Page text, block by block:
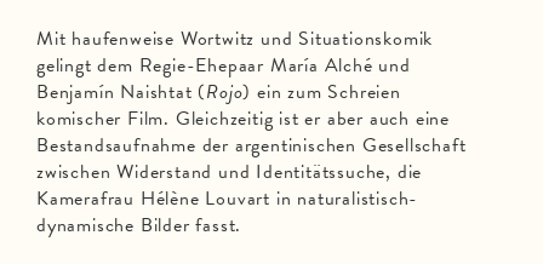
Mit haufenweise Wortwitz und Situationskomik
gelingt dem Regie-Ehepaar María Alché und
Benjamín Naishtat (Rojo) ein zum Schreien
komischer Film. Gleichzeitig ist er aber auch eine
Bestandsaufnahme der argentinischen Gesellschaft
zwischen Widerstand und Identitätssuche, die
Kamerafrau Hélène Louvart in naturalistisch-
dynamische Bilder fasst.